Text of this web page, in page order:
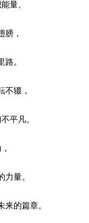
量、
膀，
路。
不辍，
平凡。
力量。
来的篇章。